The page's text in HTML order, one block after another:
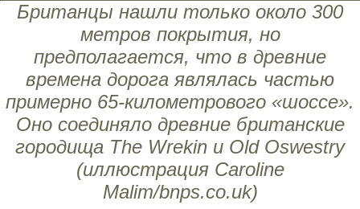
Британцы нашли только около 300
метров покрытия, но
предполагается, что в древние
времена дорога являлась частью
примерно 65-километрового «шоссе».
Оно соединяло древние британские
городища The Wrekin и Old Oswestry
(иллюстрация Caroline
Malim/bnps.co.uk)